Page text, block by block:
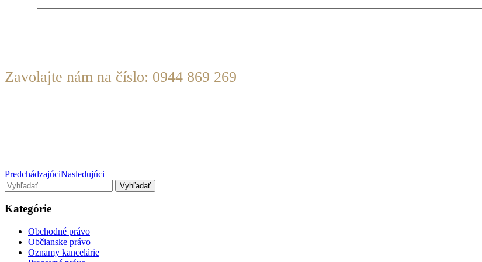
Zavolajte nám na číslo: 0944 869 269
PredchádzajúciNasledujúci
Kategórie
Obchodné právo
Občianske právo
Oznamy kancelárie